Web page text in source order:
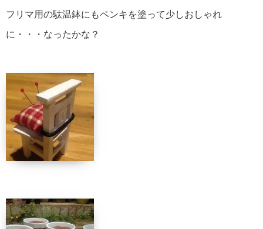
フリマ用の駄温鉢にもペンキを塗って少しおしゃれ
に・・・なったかな？